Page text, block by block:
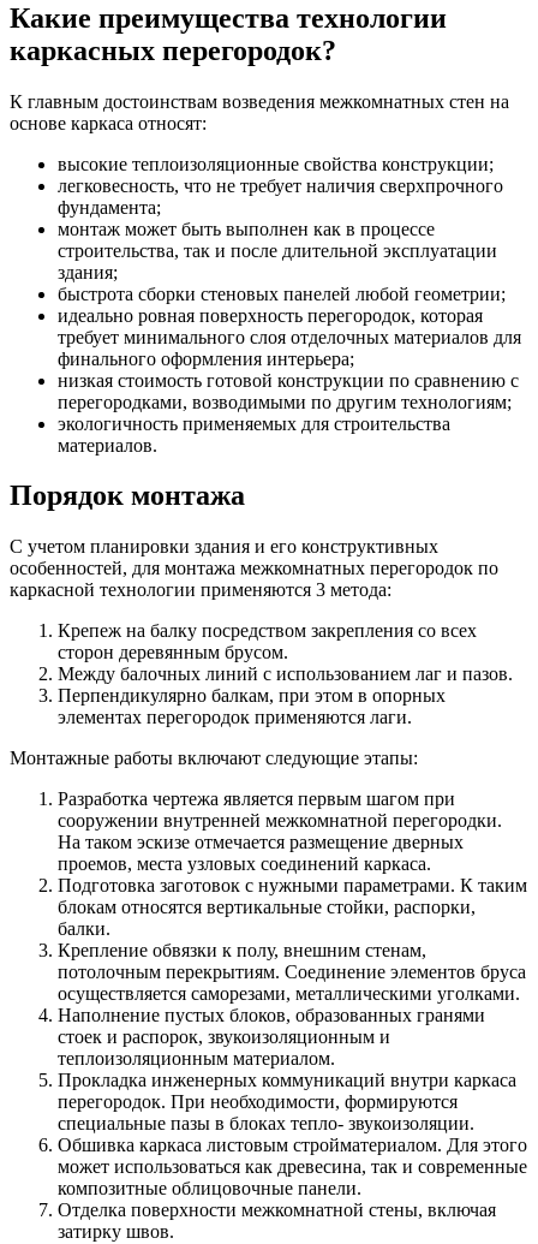
Какие преимущества технологии
каркасных перегородок?
К главным достоинствам возведения межкомнатных стен на
основе каркаса относят:
высокие теплоизоляционные свойства конструкции;
легковесность, что не требует наличия сверхпрочного
фундамента;
монтаж может быть выполнен как в процессе
строительства, так и после длительной эксплуатации
здания;
быстрота сборки стеновых панелей любой геометрии;
идеально ровная поверхность перегородок, которая
требует минимального слоя отделочных материалов для
финального оформления интерьера;
низкая стоимость готовой конструкции по сравнению с
перегородками, возводимыми по другим технологиям;
экологичность применяемых для строительства
материалов.
Порядок монтажа
С учетом планировки здания и его конструктивных
особенностей, для монтажа межкомнатных перегородок по
каркасной технологии применяются 3 метода:
Крепеж на балку посредством закрепления со всех
сторон деревянным брусом.
Между балочных линий с использованием лаг и пазов.
Перпендикулярно балкам, при этом в опорных
элементах перегородок применяются лаги.
Монтажные работы включают следующие этапы:
Разработка чертежа является первым шагом при
сооружении внутренней межкомнатной перегородки.
На таком эскизе отмечается размещение дверных
проемов, места узловых соединений каркаса.
Подготовка заготовок с нужными параметрами. К таким
блокам относятся вертикальные стойки, распорки,
балки.
Крепление обвязки к полу, внешним стенам,
потолочным перекрытиям. Соединение элементов бруса
осуществляется саморезами, металлическими уголками.
Наполнение пустых блоков, образованных гранями
стоек и распорок, звукоизоляционным и
теплоизоляционным материалом.
Прокладка инженерных коммуникаций внутри каркаса
перегородок. При необходимости, формируются
специальные пазы в блоках тепло- звукоизоляции.
Обшивка каркаса листовым стройматериалом. Для этого
может использоваться как древесина, так и современные
композитные облицовочные панели.
Отделка поверхности межкомнатной стены, включая
затирку швов.